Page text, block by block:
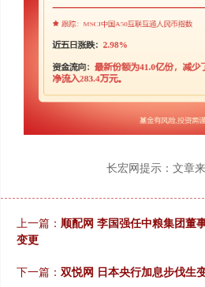
长宏网提示：文章
上一篇： 顺配网 李国强任中粮集团董
变更
下一篇： 双悦网 日本央行加息步伐生